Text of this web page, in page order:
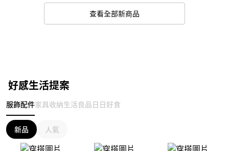
查看全部新商品
好感生活提案
服飾配件家具收納生活良品日日好食
新品 人氣